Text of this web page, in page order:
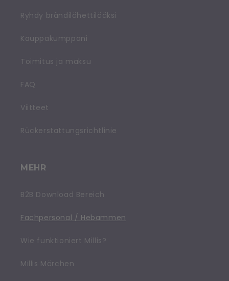
Ryhdy brändilähettilääksi
Kauppakumppani
Toimitus ja maksu
FAQ
Viitteet
Rückerstattungsrichtlinie
MEHR
B2B Download Bereich
Fachpersonal / Hebammen
Wie funktioniert Millis?
Millis Märchen